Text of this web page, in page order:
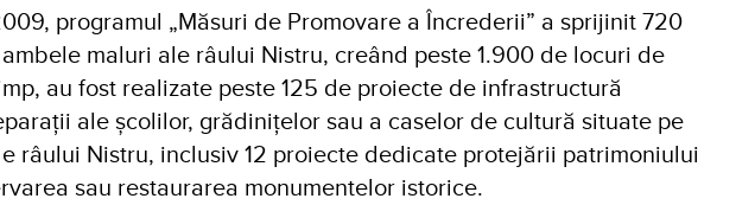
programul „Măsuri de Promovare a Încrederii” a sprijinit 720
maluri ale râului Nistru, creând peste 1.900 de locuri de
au fost realizate peste 125 de proiecte de infrastructură
ale școlilor, grădinițelor sau a caselor de cultură situate pe
râului Nistru, inclusiv 12 proiecte dedicate protejării patrimoniului
sau restaurarea monumentelor istorice.